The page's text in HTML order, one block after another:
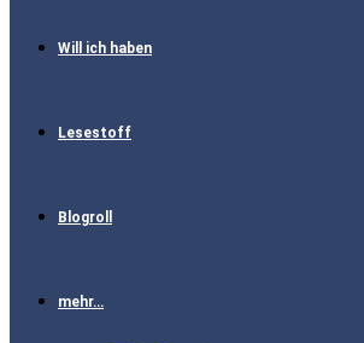
Will ich haben
Lesestoff
Blogroll
mehr…